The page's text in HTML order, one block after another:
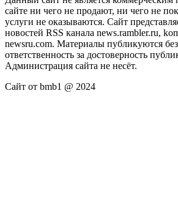
сайте ни чего не продают, ни чего не
услуги не оказываются. Сайт
новостей RSS канала news.rambler.ru,
newsru.com. Материалы публикуются
ответственность за достоверность
Администрация сайта не несёт.
Сайт от bmb1 @ 2024